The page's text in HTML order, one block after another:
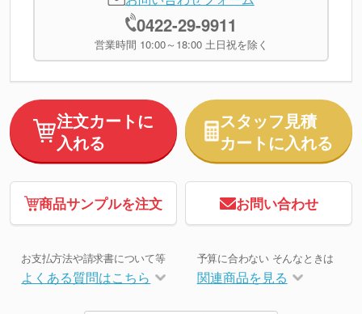
0422-29-9911
営業時間 10:00～18:00 土日祝を除く
注文カートに
入れる
スタッフ見積
カートに入れる
商品サンプルを注文 お問い合わせ
お支払方法や請求書について等
よくある質問はこちら
予算に合わない そんなときは
関連商品を見る